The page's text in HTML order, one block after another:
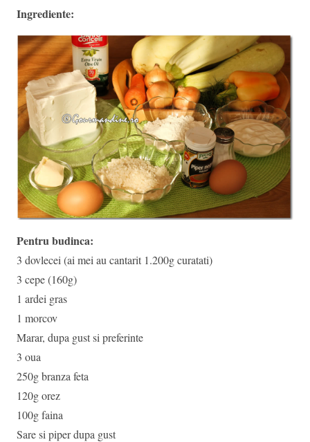
Ingrediente:
Pentru budinca:
3 dovlecei (ai mei au cantarit 1.200g curatati)
3 cepe (160g)
1 ardei gras
1 morcov
Marar, dupa gust si preferinte
3 oua
250g branza feta
120g orez
100g faina
Sare si piper dupa gust